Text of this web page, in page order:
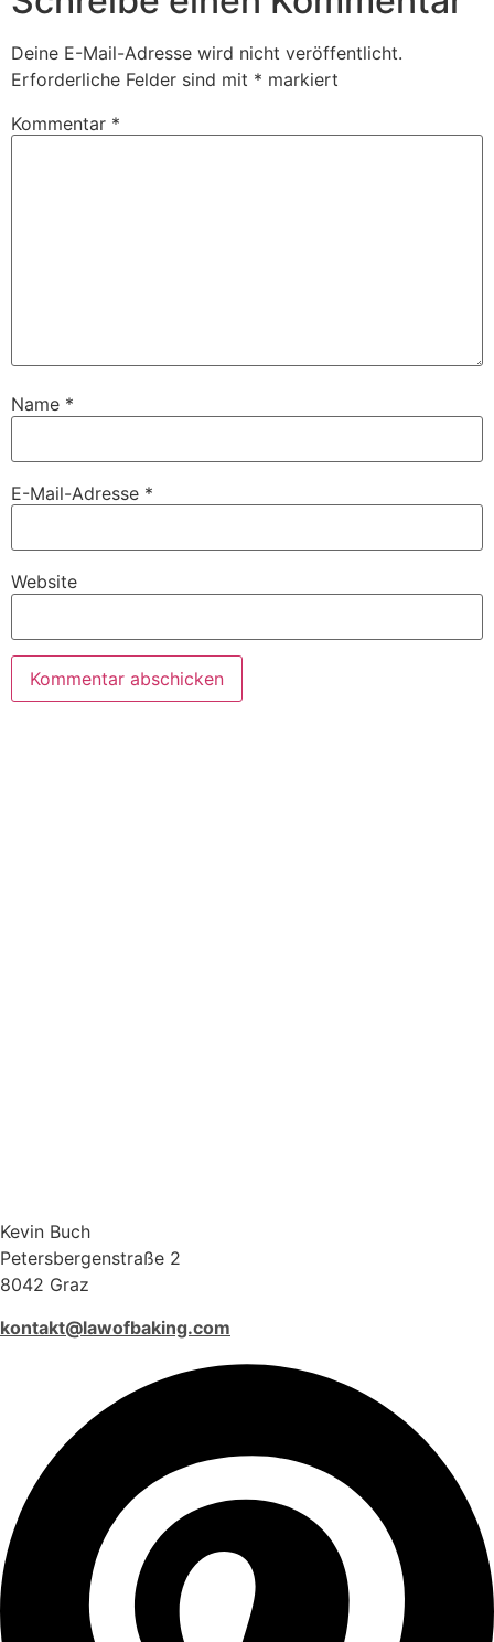
Deine E-Mail-Adresse wird nicht veröffentlicht.
Erforderliche Felder sind mit * markiert
Kommentar *
Name *
E-Mail-Adresse *
Website
Kevin Buch
Petersbergenstraße 2
8042 Graz
kontakt@lawofbaking.com